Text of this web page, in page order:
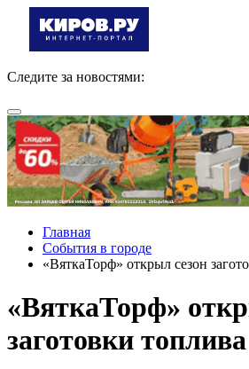
Следите за новостями:
Главная
События в городе
«ВяткаТорф» открыл сезон
«ВяткаТорф»
заготовки топлива